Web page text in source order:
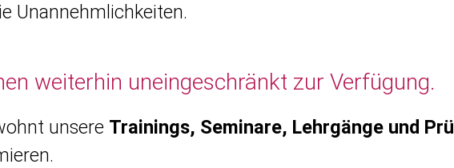
Unannehmlichkeiten.
weiterhin uneingeschränkt zur Verfügung.
unsere Trainings, Seminare, Lehrgänge und